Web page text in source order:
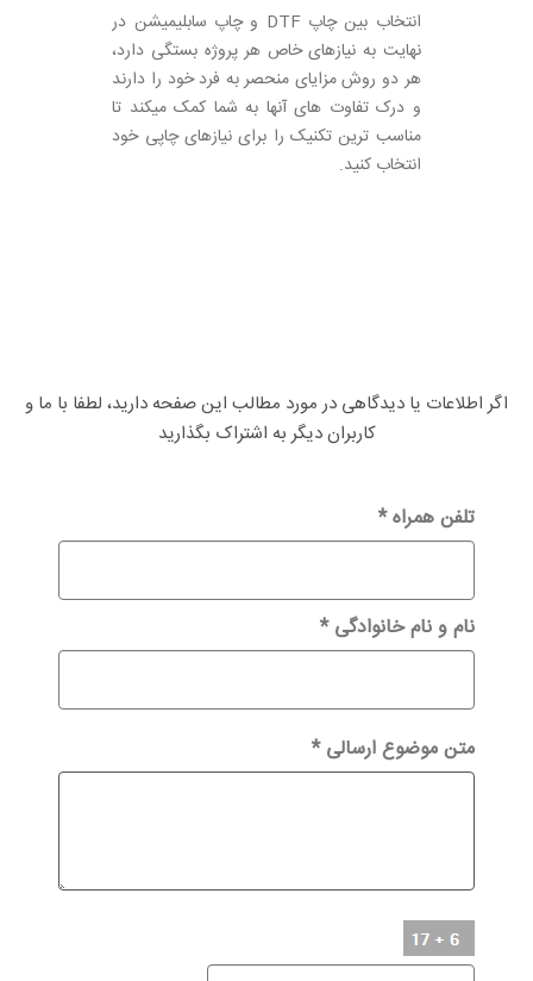
انتخاب بین چاپ DTF و چاپ سابلیمیشن در
نهایت به نیازهای خاص هر پروژه بستگی دارد،
هر دو روش مزایای منحصر به فرد خود را دارند
و درک تفاوت های آنها به شما کمک میکند تا
مناسب ترین تکنیک را برای نیازهای چاپی خود
انتخاب کنید.
اگر اطلاعات یا دیدگاهی در مورد مطالب این صفحه دارید، لطفا با ما و
کاربران دیگر به اشتراک بگذارید
* تلفن همراه
* نام و نام خانوادگی
* متن موضوع ارسالی